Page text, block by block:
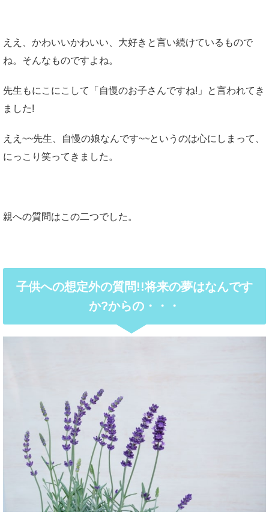
ええ、かわいいかわいい、大好きと言い続けているもので
ね。そんなものですよね。
先生もにこにこして「自慢のお子さんですね!」と言われてき
ました!
ええ~~先生、自慢の娘なんです~~というのは心にしまって、
にっこり笑ってきました。
親への質問はこの二つでした。
子供への想定外の質問!!将来の夢はなんです
か?からの・・・